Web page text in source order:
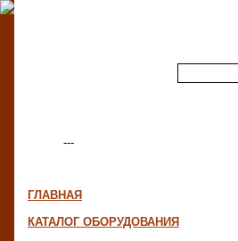
---
ГЛАВНАЯ
КАТАЛОГ ОБОРУДОВАНИЯ